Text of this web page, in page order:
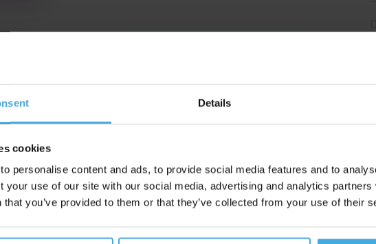
Details
cookies
personalise content and ads, to provide social media features and to
your use of our site with our social media, advertising and analytics
that you’ve provided to them or that they’ve collected from your use of their